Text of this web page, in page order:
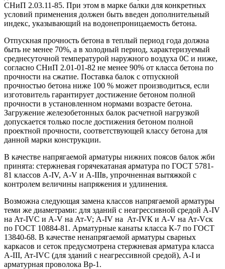
СНиП 2.03.11-85. При этом в марке балки для конкретных
условий применения должен быть введен дополнительный
индекс, указывающий на водонепроницаемость бетона.
Отпускная прочность бетона в теплый период года должна
быть не менее 70%, а в холодный период, характеризуемый
среднесуточной температурой наружного воздуха 0С и ниже,
согласно СНиП 2.01-01-82 не менее 90% от класса бетона по
прочности на сжатие. Поставка балок с отпускной
прочностью бетона ниже 100 % может производиться, если
изготовитель гарантирует достижение бетоном полной
прочности в установленном нормами возрасте бетона.
Загружение железобетонных балок расчетной нагрузкой
допускается только после достижения бетоном полной
проектной прочности, соответствующей классу бетона для
данной марки конструкции.
В качестве напрягаемой арматуры нижних поясов балок жби
принята: стержневая горячекатаная арматура по ГОСТ 5781-
81 классов А-IV, А-V и А-IIIв, упрочненная вытяжкой с
контролем величины напряжения и удлинения.
Возможна следующая замена классов напрягаемой арматуры
теми же диаметрами: для зданий с неагрессивной средой А-IV
на Ат-IVС и А-V на Ат-V; А-IV на Ат-IVК и А-V на Ат-Vск
по ГОСТ 10884-81. Арматурные канаты класса К-7 по ГОСТ
13840-68. В качестве ненапрягаемой арматуры сварных
каркасов и сеток предусмотрена стержневая арматура класса
А-III, Ат-IVС (для зданий с неагрессивной средой), А-I и
арматурная проволока Вр-1.